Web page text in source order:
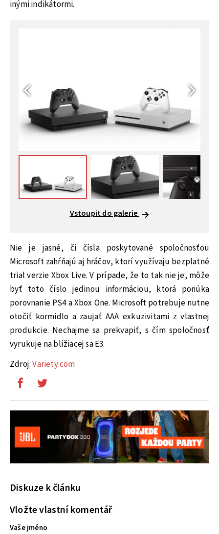
inými indikátormi.
Vstoupit do galerie
Nie je jasné, či čísla poskytované spoločnosťou
Microsoft zahŕňajú aj hráčov, ktorí využívaju bezplatné
trial verzie Xbox Live. V prípade, že to tak nie je, môže
byť toto číslo jedinou informáciou, ktorá ponúka
porovnanie PS4 a Xbox One. Microsoft potrebuje nutne
otočiť kormidlo a zaujať AAA exkuzivitami z vlastnej
produkcie. Nechajme sa prekvapiť, s čím spoločnosť
vyrukuje na blížiacej sa E3.
Zdroj:Variety.com
Diskuze k článku
Vložte vlastní komentář
Vaše jméno